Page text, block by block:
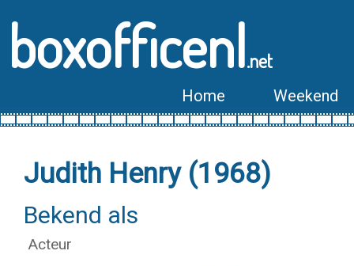
boxofficenl.net
Home Weekend
Judith Henry (1968)
Bekend als
Acteur